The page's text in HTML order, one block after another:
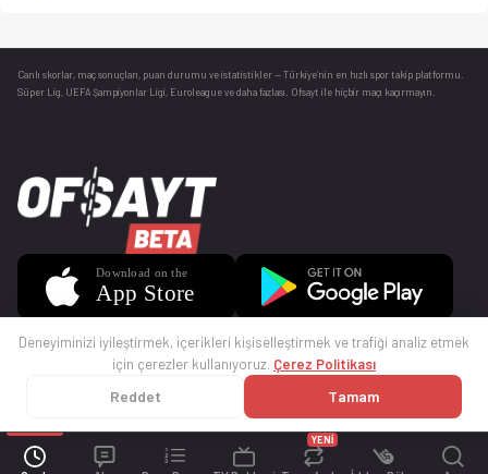
YENİ
Canlı skorlar , maç sonuçları, puan durumu ve istatistikler — Türkiye’nin en hızlı spor takip platformu.
Süper Lig, UEFA Şampiyonlar Ligi, Euroleague ve daha fazlası. Ofsayt ile hiçbir maçı kaçırmayın.
© 2025 Ofsayt
Deneyiminizi iyileştirmek, içerikleri kişiselleştirmek ve trafiği analiz etmek
için çerezler kullanıyoruz. Çerez Politikası
Reddet Tamam